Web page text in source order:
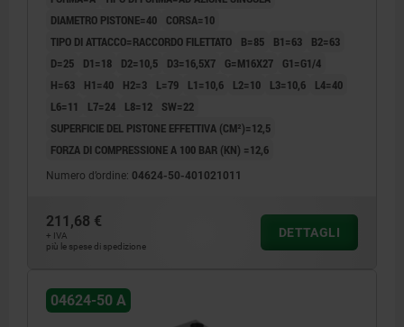
DIAMETRO PISTONE=40
CORSA=10
TIPO DI ATTACCO=RACCORDO FILETTATO
B=85 B1=63
B2=63
D=25
D1=18 D2=10,5 D3=16,5X7 G=M16X27
G1=G1/4
H=63
H1=40 H2=3 L=79 L1=10,6 L2=10 L3=10,6
L4=40
L6=11
L7=24 L8=12
SW=22
SUPERFICIE DEL PISTONE EFFETTIVA (CM²)=12,5
FORZA DI COMPRESSIONE A 100 BAR (KN) =12,6
Numero d’ordine: 04624-50-401021011
211,68 €
+ IVA
più le spese di spedizione
DETTAGLI
04624-50 A